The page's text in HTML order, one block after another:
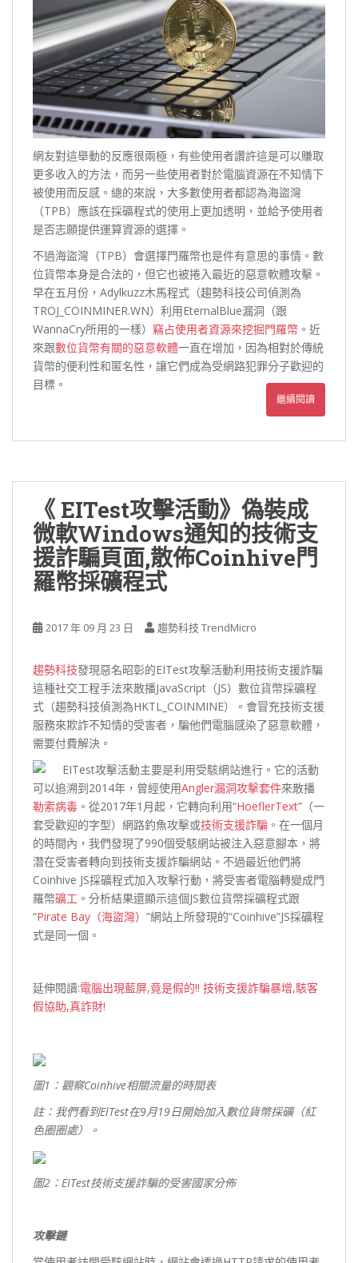
網友對這舉動的反應很兩極，有些使用者讚許這是可以賺取
更多收入的方法，而另一些使用者對於電腦資源在不知情下
被使用而反感。總的來說，大多數使用者都認為海盜灣
（TPB）應該在採礦程式的使用上更加透明，並給予使用者
是否志願提供運算資源的選擇。
不過海盜灣（TPB）會選擇門羅幣也是件有意思的事情。數
位貨幣本身是合法的，但它也被捲入最近的惡意軟體攻擊。
早在五月份，Adylkuzz木馬程式（趨勢科技公司偵測為
TROJ_COINMINER.WN）利用EternalBlue漏洞（跟
WannaCry所用的一樣） 竊占使用者資源來挖掘門羅幣 。近
來跟數位貨幣有關的惡意軟體一直在增加，因為相對於傳統
貨幣的便利性和匿名性，讓它們成為受網路犯罪分子歡迎的
目標。
繼續閱讀
《 EITest攻擊活動》偽裝成
微軟Windows通知的技術支
援詐騙頁面,散佈Coinhive門
羅幣採礦程式
2017 年 09 月 23 日 趨勢科技 TrendMicro
趨勢科技發現惡名昭彰的EITest攻擊活動利用技術支援詐騙
這種社交工程手法來散播JavaScript（JS）數位貨幣採礦程
式（趨勢科技偵測為HKTL_COINMINE）。會冒充技術支援
服務來欺詐不知情的受害者，騙他們電腦感染了惡意軟體，
需要付費解決。
EITest攻擊活動主要是利用受駭網站進行。它的活動
可以追溯到2014年，曾經使用Angler漏洞攻擊套件來散播
勒索病毒 。從2017年1月起，它轉向利用“HoeflerText”（一
套受歡迎的字型）網路釣魚攻擊或技術支援詐騙 。在一個月
的時間內，我們發現了990個受駭網站被注入惡意腳本，將
潛在受害者轉向到技術支援詐騙網站。不過最近他們將
Coinhive JS採礦程式加入攻擊行動，將受害者電腦轉變成門
羅幣礦工 。分析結果還顯示這個JS數位貨幣採礦程式跟
“Pirate Bay（海盜灣） ”網站上所發現的“Coinhive”JS採礦程
式是同一個。
延伸閱讀:電腦出現藍屏,竟是假的!! 技術支援詐騙暴增,駭客
假協助,真詐財!
圖1 ：觀察Coinhive相關流量的時間表
註：我們看到ElTest在9月19日開始加入數位貨幣採礦（紅
色圈圈處）。
圖2 ：EITest技術支援詐騙的受害國家分佈
攻擊鏈